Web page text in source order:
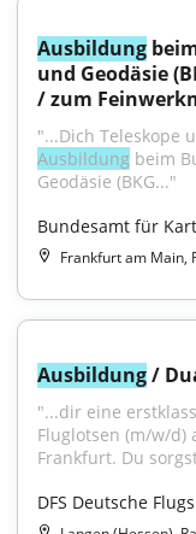
Ausbildung
und Geodäsie
/ zum
Ausbildung beim
Geodäsie (BKG..."
Bundesamt für
Frankfurt am Main,
Ausbildung /
"...dir eine
Fluglotsen (m/w/d)
Frankfurt. Du
DFS Deutsche